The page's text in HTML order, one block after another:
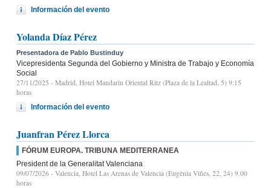
Información del evento
Yolanda Díaz Pérez
Presentadora de Pablo Bustinduy
Vicepresidenta Segunda del Gobierno y Ministra de Trabajo y Economía
Social
27/11/2025 - Madrid, Hotel Mandarin Oriental Ritz (Plaza de la Lealtad, 5) 9:15
horas
Información del evento
Juanfran Pérez Llorca
FÓRUM EUROPA. TRIBUNA MEDITERRANEA
President de la Generalitat Valenciana
09/07/2026 - Valencia, Hotel Las Arenas de Valencia (Eugènia Viñes, 22, 24) 9.00
horas